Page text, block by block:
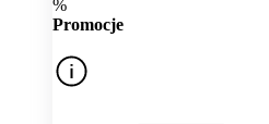
%
Promocje